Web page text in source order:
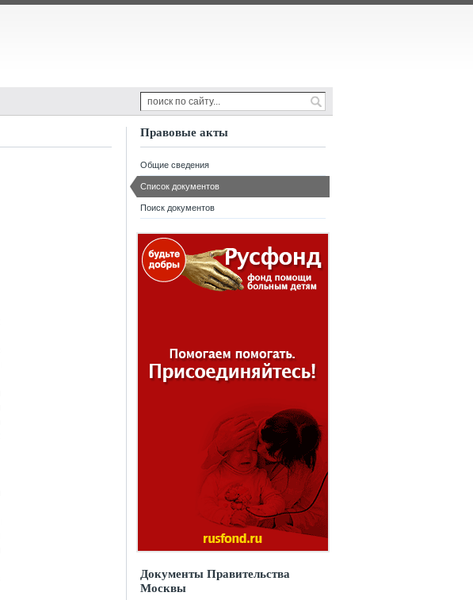
Правовые акты
Общие сведения
Список документов
Поиск документов
Документы Правительства
Москвы